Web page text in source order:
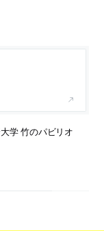
学 竹のパビリオ